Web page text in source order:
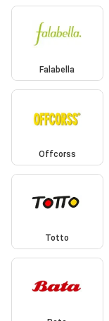
Falabella
Offcorss
Totto